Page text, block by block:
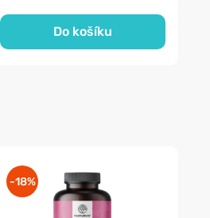
Do košíku
-18%